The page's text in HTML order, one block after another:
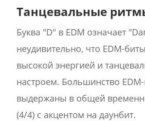
Танцевальные
Буква "D" в EDM означает
неудивительно, что EDM-
высокой энергией и
настроем. Большинство
выдержаны в общей
(4/4) с акцентом на даунбит.